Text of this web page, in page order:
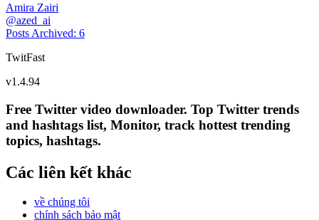
Amira Zairi
@azed_ai
Posts Archived: 6
TwitFast
v1.4.94
Free Twitter video downloader. Top Twitter trends
and hashtags list, Monitor, track hottest trending
topics, hashtags.
Các liên kết khác
về chúng tôi
chính sách bảo mật